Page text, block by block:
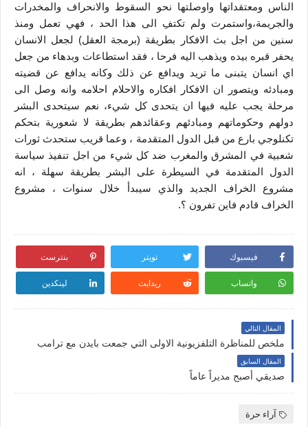
الناس ومعتقداتها واوصلتها نحو السقوط والانحراف والمخدرات
والجريمة،واستمرت ولم تكتفِ الى هذا الحد ، فهي تعمل ومنذ
سنين من اجل بث الافكار بطريقة (برمجة العقل) لجعل الانسان
يحفر قبره بيده ويذهب اليه فرحا ، فقد استطاعات وبدهاء من جعل
اي انسان يتبنى ما تريد ويدافع عن ذلك وكانه يدافع عن قضيته
ومبادئه ويتصور ان الافكار افكاره والاحلام احلامه وانه وصل الى
مرحلة يجب عليه فيها ان يتحدى كل شيء، نعم سيتحدى البشر
دولهم وحكوماتهم ومبادئهم وعقائدهم بطريقة لا شعورية بتحكم
تكنلوجي بارع من قبل الدول المتقدمة ، وعما قريب ستحدث ثورات
شعبية في المشرق والمغرب ضد كل شيء من اجل تنفيذ سياسة
الدول المتقدمة في السيطرة على البشر بطريقة سهلة ، انه
مشروع الخراف الجديد والذي سيبدأ خلال سنوات ، مشروع
الخراف قادم فاين تفرون ؟.
فيسبوك تويتر بنترست
واتساب ريدايت لينكدين
المقال التالي
ملخص للمناظرة التلفزيونية الاولى التي جمعت بايدن مع ترامب
المقال السابق
صديقي أصبح مديراً عاماً
آراء حرة